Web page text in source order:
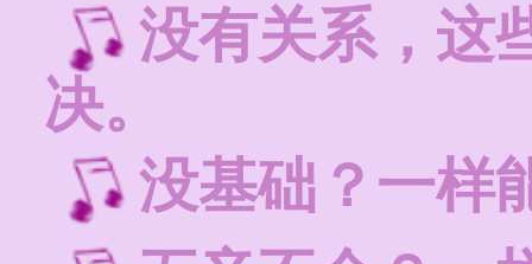
没有关系，这
决。
没基础？一样